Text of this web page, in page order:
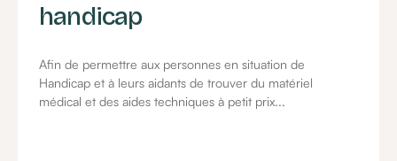
handicap
Afin de permettre aux personnes en situation de
Handicap et à leurs aidants de trouver du matériel
médical et des aides techniques à petit prix...